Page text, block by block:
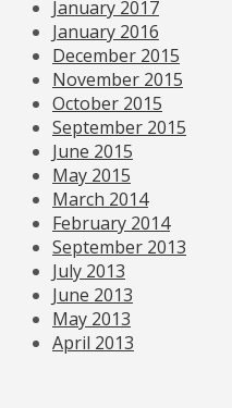
January 2017
January 2016
December 2015
November 2015
October 2015
September 2015
June 2015
May 2015
March 2014
February 2014
September 2013
July 2013
June 2013
May 2013
April 2013